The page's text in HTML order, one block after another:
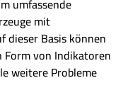
umfassende
mit
dieser Basis können
von Indikatoren
weitere Probleme